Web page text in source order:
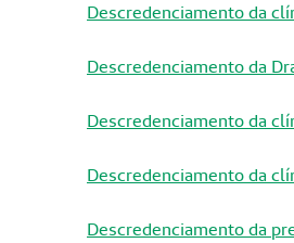
Descredenciamento da
Descredenciamento da
Descredenciamento da
Descredenciamento da
Descredenciamento da